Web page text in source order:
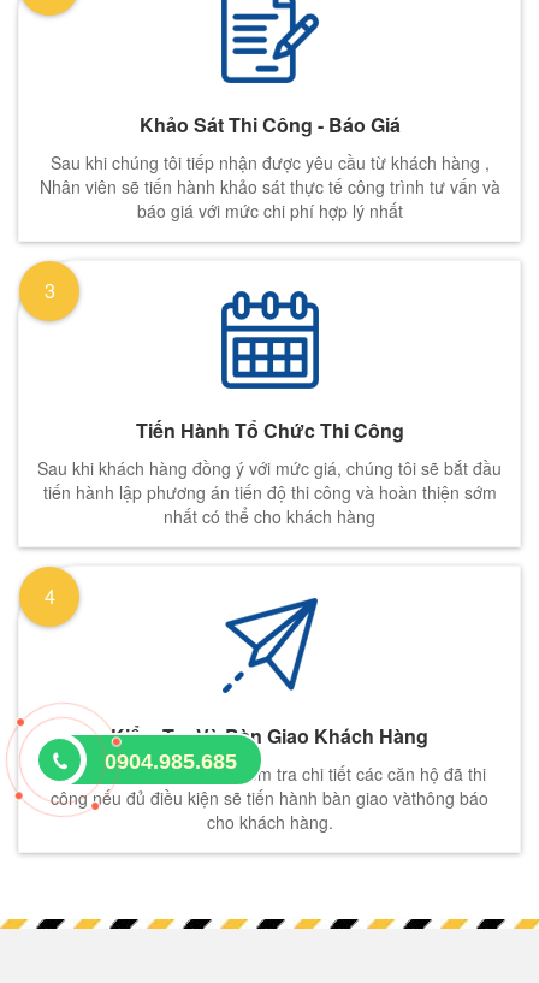
Khảo Sát Thi Công - Báo Giá
Sau khi chúng tôi tiếp nhận được yêu cầu từ khách hàng ,
Nhân viên sẽ tiến hành khảo sát thực tế công trình tư vấn và
báo giá với mức chi phí hợp lý nhất
Tiến Hành Tổ Chức Thi Công
Sau khi khách hàng đồng ý với mức giá, chúng tôi sẽ bắt đầu
tiến hành lập phương án tiến độ thi công và hoàn thiện sớm
nhất có thể cho khách hàng
3
Kiểm Tra Và Bàn Giao Khách Hàng
Nhân Viên sẽ tiến hành kiểm tra chi tiết các căn hộ đã thi
công nếu đủ điều kiện sẽ tiến hành bàn giao vàthông báo
cho khách hàng.
4
0904.985.685